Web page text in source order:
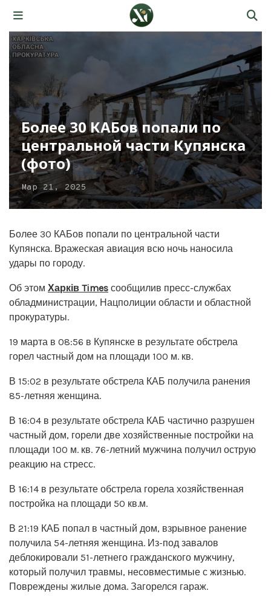
Более 30 КАБов попали по
центральной части Купянска
(фото)
Мар 21, 2025
Более 30 КАБов попали по центральной части
Купянска. Вражеская авиация всю ночь наносила
удары по городу.
Об этом Харків Times сообщилив пресс-службах
обладминистрации, Нацполиции области и областной
прокуратуры.
19 марта в 08:56 в Купянске в результате обстрела
горел частный дом на площади 100 м. кв.
В 15:02 в результате обстрела КАБ получила ранения
85-летняя женщина.
В 16:04 в результате обстрела КАБ частично разрушен
частный дом, горели две хозяйственные постройки на
площади 100 м. кв. 76-летний мужчина получил острую
реакцию на стресс.
В 16:14 в результате обстрела горела хозяйственная
постройка на площади 50 кв.м.
В 21:19 КАБ попал в частный дом, взрывное ранение
получила 54-летняя женщина. Из-под завалов
деблокировали 51-летнего гражданского мужчину,
который получил травмы, несовместимые с жизнью.
Повреждены жилые дома. Загорелся гараж.